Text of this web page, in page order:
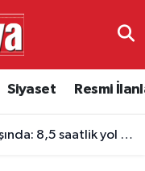
Siyaset Resmi
saatlik yol 3,5 saate indi